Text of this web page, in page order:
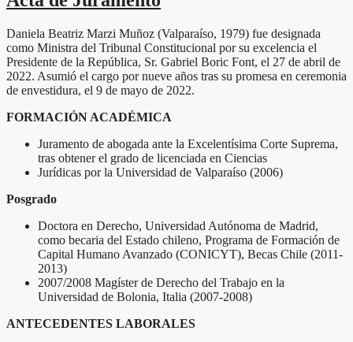
Daniela Beatriz Marzi Muñoz (Valparaíso, 1979) fue designada
como Ministra del Tribunal Constitucional por su excelencia el
Presidente de la República, Sr. Gabriel Boric Font, el 27 de abril de
2022. Asumió el cargo por nueve años tras su promesa en ceremonia
de envestidura, el 9 de mayo de 2022.
FORMACIÓN ACADÉMICA
Juramento de abogada ante la Excelentísima Corte Suprema,
tras obtener el grado de licenciada en Ciencias
Jurídicas por la Universidad de Valparaíso (2006)
Posgrado
Doctora en Derecho, Universidad Autónoma de Madrid,
como becaria del Estado chileno, Programa de Formación de
Capital Humano Avanzado (CONICYT), Becas Chile (2011-
2013)
2007/2008 Magíster de Derecho del Trabajo en la
Universidad de Bolonia, Italia (2007-2008)
ANTECEDENTES LABORALES